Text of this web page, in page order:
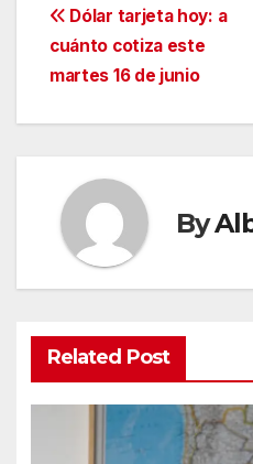
Navegación
de
entradas
Dólar tarjeta hoy: a
cuánto cotiza este
martes 16 de junio
By
Related Post